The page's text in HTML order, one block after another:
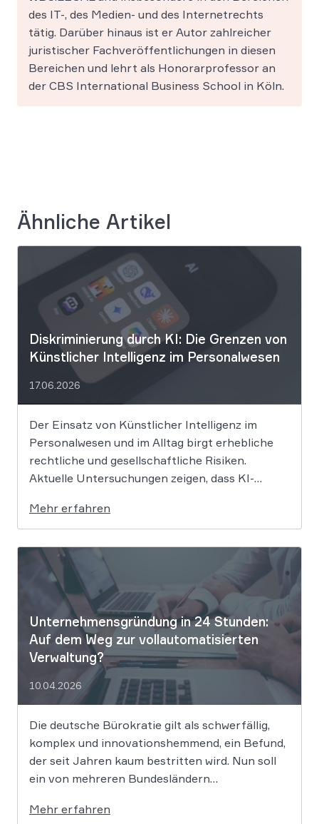
des IT-, des Medien- und des Internetrechts
tätig. Darüber hinaus ist er Autor zahlreicher
juristischer Fachveröffentlichungen in diesen
Bereichen und lehrt als Honorarprofessor an
der CBS International Business School in Köln.
Ähnliche Artikel
Diskriminierung durch KI: Die Grenzen von
Künstlicher Intelligenz im Personalwesen
17.06.2026
Der Einsatz von Künstlicher Intelligenz im
Personalwesen und im Alltag birgt erhebliche
rechtliche und gesellschaftliche Risiken.
Aktuelle Untersuchungen zeigen, dass KI-
Bewerbungsprozessen systematisch rassistisch
aussortieren und Frauen zu geringeren
Gehaltsforderungen raten. Diese digitalen
Vorurteile stellen Unternehmen vor massive
Haftungsrisiken nach dem Allgemeinen
Gleichbehandlungsgesetz. Die fortschreitende
Digitalisierung […]
Mehr erfahren
Unternehmensgründung in 24 Stunden:
Auf dem Weg zur vollautomatisierten
Verwaltung?
10.04.2026
Die deutsche Bürokratie gilt als schwerfällig,
komplex und innovationshemmend, ein Befund,
der seit Jahren kaum bestritten wird. Nun soll
ein von mehreren Bundesländern
schaffen. Der Ansatz ist ambitioniert:
Mehr erfahren